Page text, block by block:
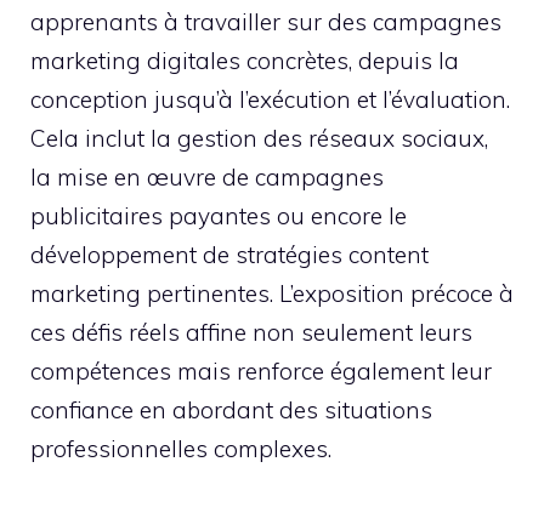
apprenants à travailler sur des campagnes
marketing digitales concrètes, depuis la
conception jusqu’à l’exécution et l’évaluation.
Cela inclut la gestion des réseaux sociaux,
la mise en œuvre de campagnes
publicitaires payantes ou encore le
développement de stratégies content
marketing pertinentes. L’exposition précoce à
ces défis réels affine non seulement leurs
compétences mais renforce également leur
confiance en abordant des situations
professionnelles complexes.